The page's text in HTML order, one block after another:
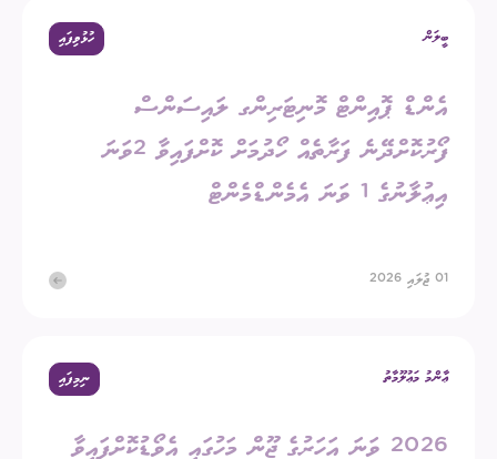
ބީލަން ހުޅުވިފައި
އެންޑް ޕޮއިންޓް މޮނިޓަރިންގ ލައިސަންސް
ފޯރުކޮށްދޭނެ ފަރާތެއް ހޯދުމަށް ކޮށްފައިވާ 2ވަނަ
އިޢުލާނުގެ 1 ވަނަ އެމެންޑްމެންޓް
01 ޖުލައި 2026
ޢާންމު މަޢުލޫމާތު ނިމިފައި
2026 ވަނަ އަހަރުގެ ޖޫން މަހުގައި އެވޯޑުކޮށްފައިވާ